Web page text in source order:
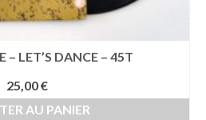
– LET’S DANCE – 45T
25,00€
AU PANIER